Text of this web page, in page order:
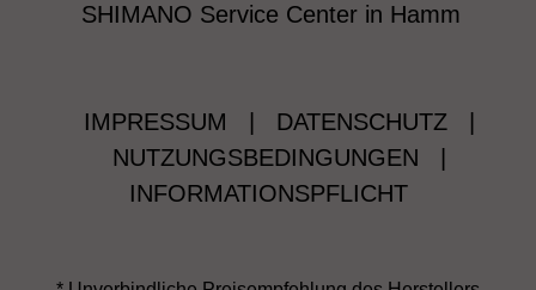
SHIMANO Service Center in Hamm
IMPRESSUM DATENSCHUTZ
NUTZUNGSBEDINGUNGEN
INFORMATIONSPFLICHT